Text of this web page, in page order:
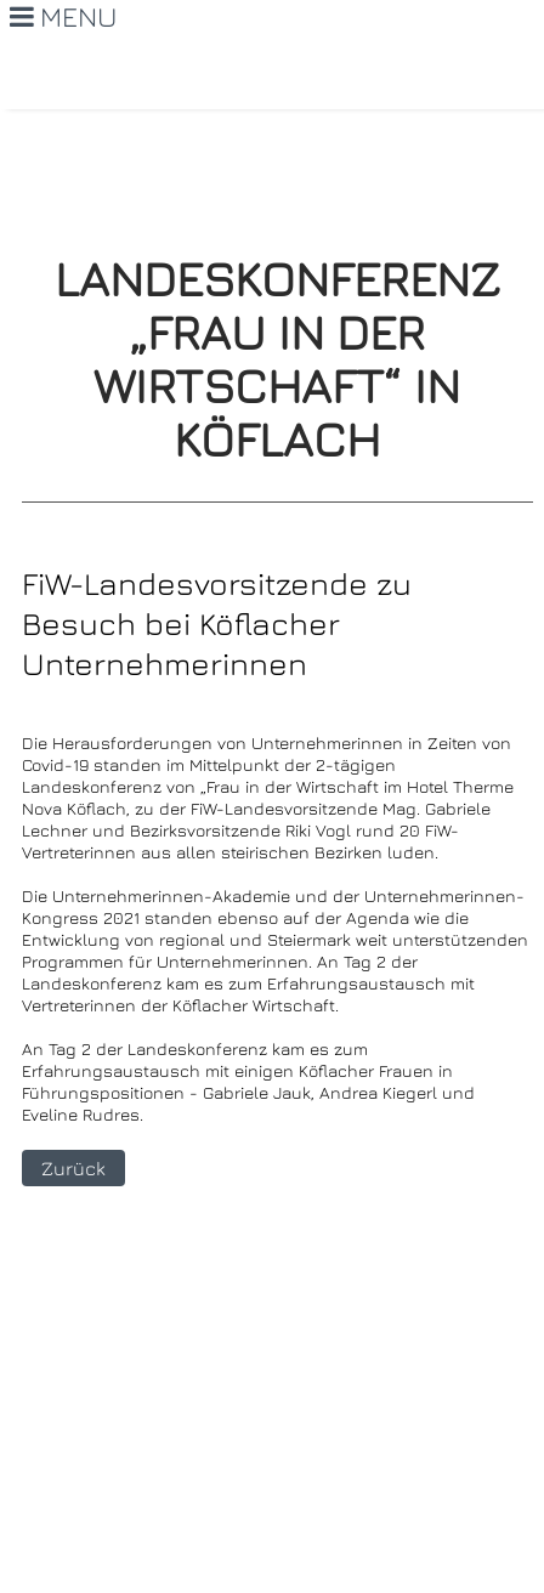
MENU
LANDESKONFERENZ
„FRAU IN DER
WIRTSCHAFT“ IN
KÖFLACH
FiW-Landesvorsitzende zu
Besuch bei Köflacher
Unternehmerinnen
Die Herausforderungen von Unternehmerinnen in Zeiten von
Covid-19 standen im Mittelpunkt der 2-tägigen
Landeskonferenz von „Frau in der Wirtschaft im Hotel Therme
Nova Köflach, zu der FiW-Landesvorsitzende Mag. Gabriele
Lechner und Bezirksvorsitzende Riki Vogl rund 20 FiW-
Vertreterinnen aus allen steirischen Bezirken luden.
Die Unternehmerinnen-Akademie und der Unternehmerinnen-
Kongress 2021 standen ebenso auf der Agenda wie die
Entwicklung von regional und Steiermark weit unterstützenden
Programmen für Unternehmerinnen. An Tag 2 der
Landeskonferenz kam es zum Erfahrungsaustausch mit
Vertreterinnen der Köflacher Wirtschaft.
An Tag 2 der Landeskonferenz kam es zum
Erfahrungsaustausch mit einigen Köflacher Frauen in
Führungspositionen - Gabriele Jauk, Andrea Kiegerl und
Eveline Rudres.
Zurück